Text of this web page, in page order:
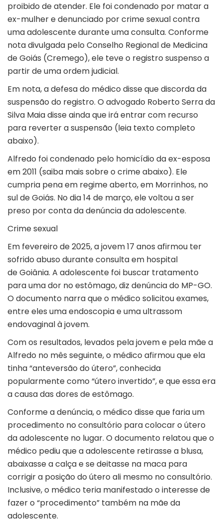
proibido de atender. Ele foicondenado por matar a
ex-mulheredenunciado por crime sexual contra
uma adolescentedurante uma consulta. Conforme
nota divulgada pelo Conselho Regional de Medicina
de Goiás (Cremego), ele teve o registro suspenso a
partir de uma ordem judicial.
Em nota, a defesa do médico disse que discorda da
suspensão do registro. O advogado Roberto Serra da
Silva Maia disse ainda que irá entrar com recurso
para reverter a suspensão (leia texto completo
abaixo).
Alfredo foi condenado pelo homicídio da ex-esposa
em 2011 (saiba mais sobre o crime abaixo). Ele
cumpria pena em regime aberto, em Morrinhos, no
sul de Goiás. No dia 14 de março,ele voltou a ser
preso por conta da denúncia da adolescente.
Crime sexual
Em fevereiro de 2025, a jovem 17 anos afirmou ter
sofrido abuso durante consulta em hospital
deGoiânia. A adolescente foi buscar tratamento
para uma dor no estômago, diz denúncia do MP-GO.
O documento narra que o médico solicitou exames,
entre eles uma endoscopia e uma ultrassom
endovaginal à jovem.
Com os resultados, levados pela jovem e pela mãe a
Alfredo no mês seguinte, o médico afirmou que ela
tinha “anteversão do útero”, conhecida
popularmente como “útero invertido”, e que essa era
a causa das dores de estômago.
Conforme a denúncia, o médico disse que faria um
procedimento no consultório para colocar o útero
da adolescente no lugar. O documento relatou que o
médico pediu que a adolescente retirasse a blusa,
abaixasse a calça e se deitasse na maca para
corrigir a posição do útero ali mesmo no consultório.
Inclusive, o médico teria manifestado o interesse de
fazer o “procedimento” também na mãe da
adolescente.